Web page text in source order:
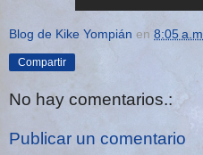
Blog de Kike Yompián en 8:05 a.m.
Compartir
No hay comentarios.:
Publicar un comentario